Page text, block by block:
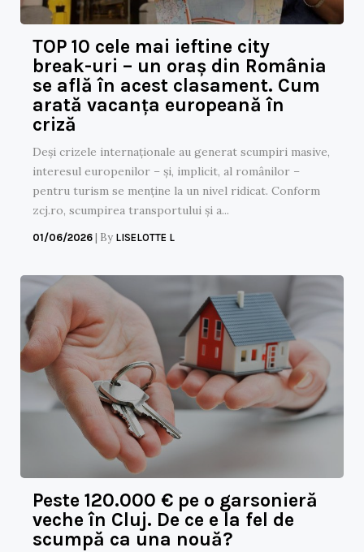
TOP 10 cele mai ieftine city
break-uri – un oraș din România
se află în acest clasament. Cum
arată vacanța europeană în
criză
Deși crizele internaționale au generat scumpiri masive,
interesul europenilor – și, implicit, al românilor –
pentru turism se menține la un nivel ridicat. Conform
zcj.ro, scumpirea transportului și a...
01/06/2026 | By LISELOTTE L
Peste 120.000 € pe o garsonieră
veche în Cluj. De ce e la fel de
scumpă ca una nouă?